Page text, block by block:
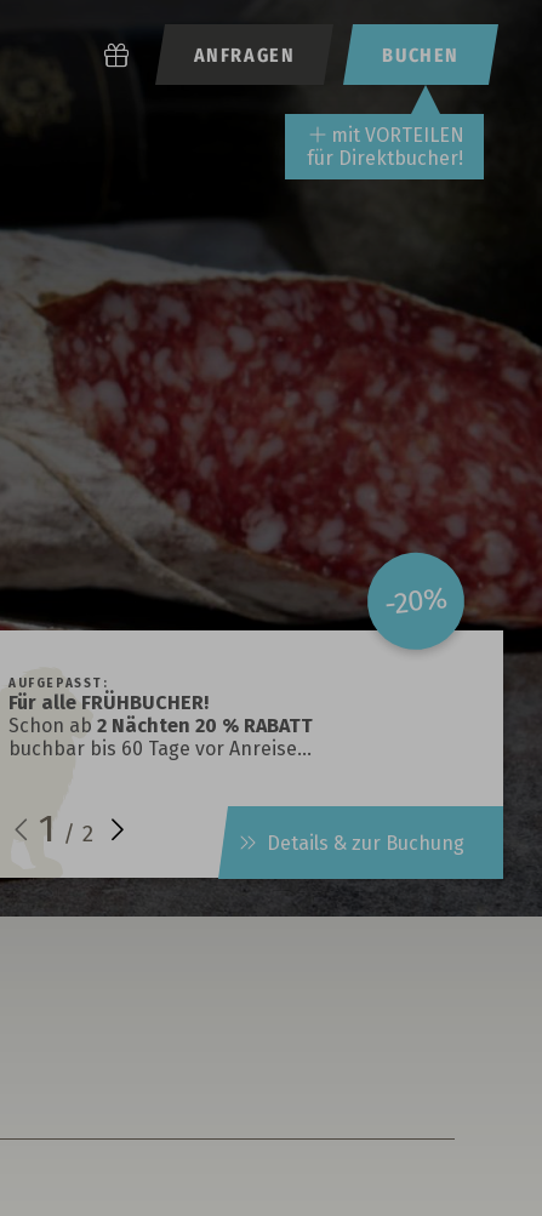
BUCHEN
ANFRAGEN
mit VORTEILEN
für Direktbucher!
1 / 2
-20%
AUFGEPASST:
Für alle FRÜHBUCHER!
Schon ab 2 Nächten 20 % RABATT
buchbar bis 60 Tage vor Anreise…
Details & zur Buchung